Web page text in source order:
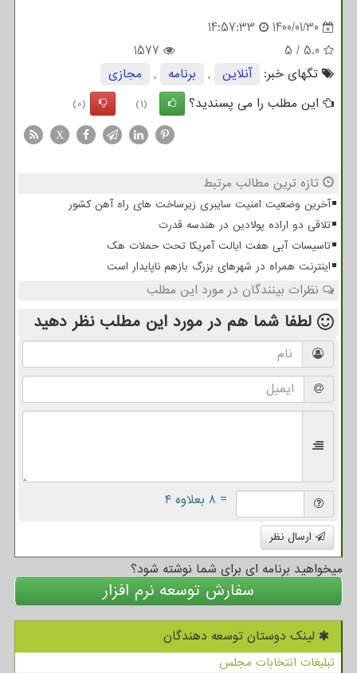
1400/01/30
14:57:33
5.0
/
5
1577
تگهای خبر:
آنلاین , برنامه ,
مجازی
این مطلب را می پسندید؟
(1)
(0)
X
تازه ترین مطالب مرتبط
آخرین وضعیت امنیت سایبری زیرساخت های راه آهن کشور
تلاقی دو اراده پولادین در هندسه قدرت
تاسیسات آبی هفت ایالت آمریکا تحت حملات هک
اینترنت همراه در شهرهای بزرگ بازهم ناپایدار است
نظرات بینندگان در مورد این مطلب
لطفا شما هم در مورد این مطلب نظر دهید
= ۸ بعلاوه ۴
ارسال نظر
میخواهید برنامه ای برای شما نوشته شود؟
سفارش توسعه نرم افزار
لینک دوستان توسعه دهندگان
تبلیغات انتخابات مجلس